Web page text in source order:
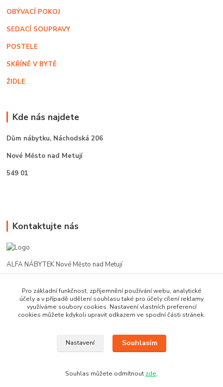
OBÝVACÍ POKOJ
SEDACÍ SOUPRAVY
POSTELE
SKŘÍNĚ V BYTĚ
ŽIDLE
Kde nás najdete
Dům nábytku, Náchodská 206
Nové Město nad Metují
549 01
Kontaktujte nás
ALFA NÁBYTEK Nové Město nad Metují
602 412 331
alfanm@seznam.cz
Pro základní funkčnost, zpříjemnění používání webu, analytické
účely a v případě udělení souhlasu také pro účely cílení reklamy
využíváme soubory cookies. Nastavení vlastních preferencí
cookies můžete kdykoli upravit odkazem ve spodní části stránek.
Nastavení Souhlasím
Souhlas můžete odmítnout zde.